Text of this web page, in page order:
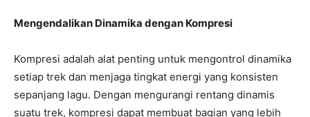
Mengendalikan Dinamika dengan Kompresi
Kompresi adalah alat penting untuk mengontrol dinamika
setiap trek dan menjaga tingkat energi yang konsisten
sepanjang lagu. Dengan mengurangi rentang dinamis
suatu trek, kompresi dapat membuat bagian yang lebih